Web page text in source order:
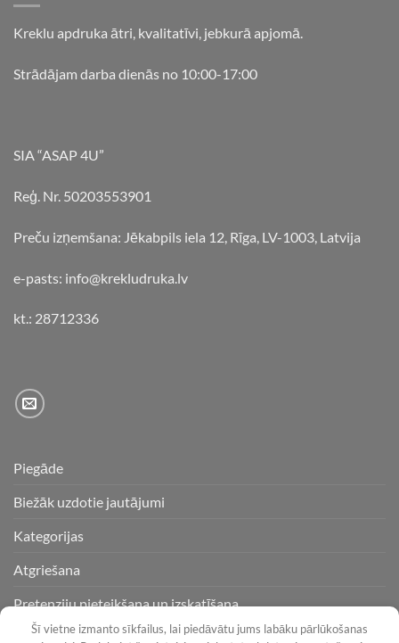
Kreklu apdruka ātri, kvalitatīvi, jebkurā apjomā.
Strādājam darba dienās no 10:00-17:00
SIA “ASAP 4U”
Reģ. Nr. 50203553901
Preču izņemšana: Jēkabpils iela 12, Rīga, LV-1003, Latvija
e-pasts: info@krekludruka.lv
kt.: 28712336
Piegāde
Biežāk uzdotie jautājumi
Kategorijas
Atgriešana
Pretenziju pieteikšana un izskatīšana
Šī vietne izmanto sīkfailus, lai piedāvātu jums labāku pārlūkošanas